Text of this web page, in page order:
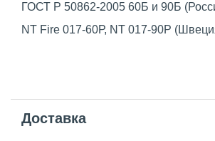
ГОСТ Р 50862-2005 60Б и 90Б
NT Fire 017-60Р, NT 017-90P
Доставка